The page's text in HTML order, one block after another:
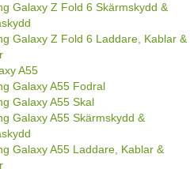
Galaxy Z Fold 6 Skärmskydd &
Galaxy Z Fold 6 Laddare, Kablar &
A55
Galaxy A55 Fodral
Galaxy A55 Skal
Galaxy A55 Skärmskydd &
Galaxy A55 Laddare, Kablar &